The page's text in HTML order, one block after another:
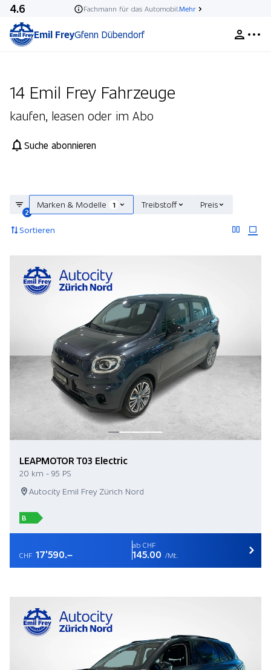
4.6 Fachmann für das Automobil. Mehr
Emil FreyGfenn Dübendorf
14 Emil Frey Fahrzeuge
kaufen, leasen oder im Abo
Suche abonnieren
Sortieren
2
Marken & Modelle 1 Treibstoff Preis
LEAPMOTOR T03 Electric
20 km - 95 PS
Autocity Emil Frey Zürich Nord
B
CHF 17'590.–
ab CHF
145.00 /Mt.